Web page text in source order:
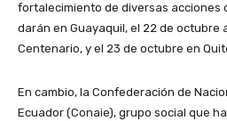
fortalecimiento de diversas acciones
darán en Guayaquil, el 22 de octubre
Centenario, y el 23 de octubre en
En cambio, la Confederación de
Ecuador (Conaie), grupo social que